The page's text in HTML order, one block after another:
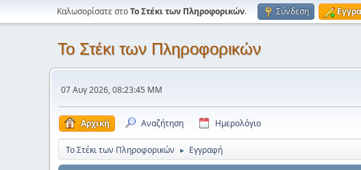
Καλωσορίσατε στοΤο Στέκι των Πληροφορικών. Σύνδεση
Το Στέκι των Πληροφορικών
07 Αυγ 2026, 08:23:45 ΜΜ
Αρχική Αναζήτηση Ημερολόγιο
Το Στέκι των Πληροφορικών ► Εγγραφή